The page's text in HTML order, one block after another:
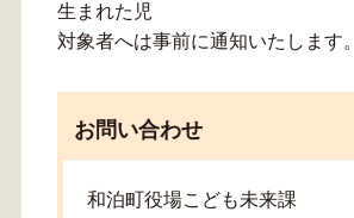
生まれた児
対象者へは事前に通知いたします。
お問い合わせ
和泊町役場こども未来課